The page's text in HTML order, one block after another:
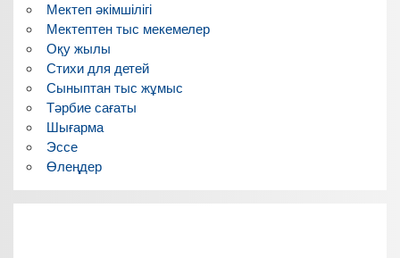
Мектеп әкімшілігі
Мектептен тыс мекемелер
Оқу жылы
Стихи для детей
Сыныптан тыс жұмыс
Тәрбие сағаты
Шығарма
Эссе
Өлеңдер